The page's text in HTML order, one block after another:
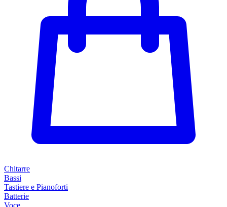
Chitarre
Bassi
Tastiere e Pianoforti
Batterie
Voce